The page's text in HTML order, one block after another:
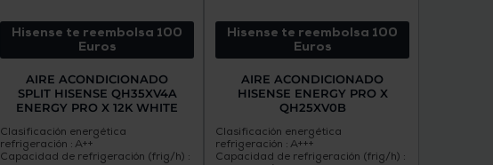
Hisense te reembolsa 100
Euros
AIRE ACONDICIONADO
SPLIT HISENSE QH35XV4A
ENERGY PRO X 12K WHITE
Clasificación energética
refrigeración : A++
Capacidad de refrigeración (frig/h) :
Hisense te reembolsa 100
Euros
AIRE ACONDICIONADO
HISENSE ENERGY PRO X
QH25XV0B
Clasificación energética
refrigeración : A+++
Capacidad de refrigeración (frig/h) :